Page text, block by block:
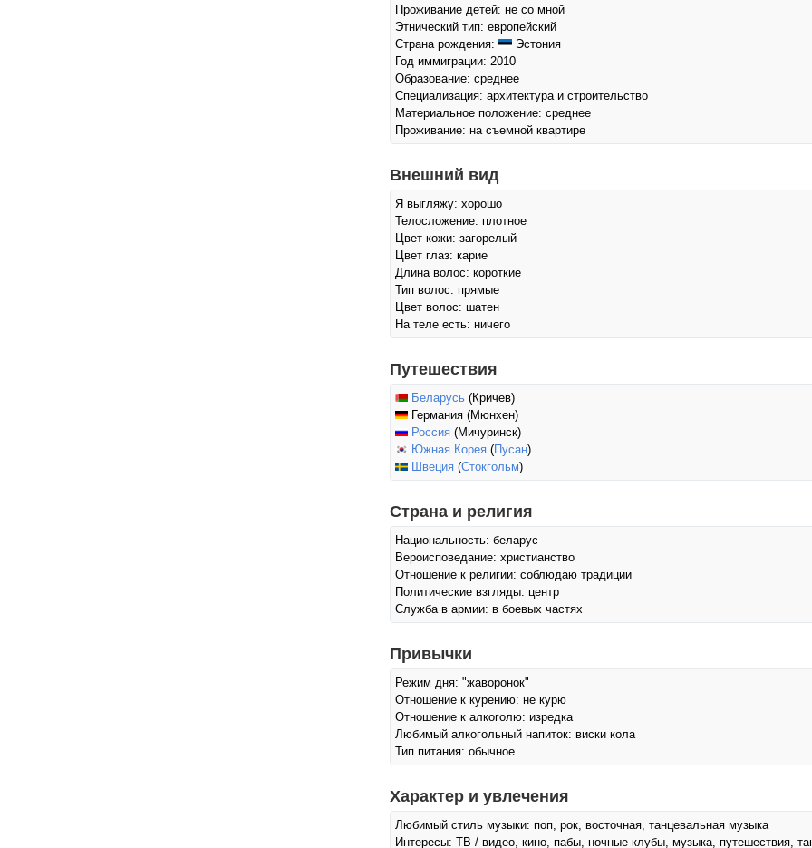
Проживание детей: не со мной
Этнический тип: европейский
Страна рождения:
Эстония
Год иммиграции: 2010
Образование: среднее
Специализация: архитектура и строительство
Материальное положение: среднее
Проживание: на съемной квартире
Внешний вид
Я выгляжу: хорошо
Телосложение: плотное
Цвет кожи: загорелый
Цвет глаз: карие
Длина волос: короткие
Тип волос: прямые
Цвет волос: шатен
На теле есть: ничего
Путешествия
Беларусь (Кричев)
Германия (Мюнхен)
Россия (Мичуринск)
Южная Корея (Пусан)
Швеция (Стокгольм)
Страна и религия
Национальность: беларус
Вероисповедание: христианство
Отношение к религии: соблюдаю традиции
Политические взгляды: центр
Служба в армии: в боевых частях
Привычки
Режим дня: "жаворонок"
Отношение к курению: не курю
Отношение к алкоголю: изредка
Любимый алкогольный напиток: виски кола
Тип питания: обычное
Характер и увлечения
Любимый стиль музыки: поп, рок, восточная, танцевальная музыка
Интересы: ТВ / видео, кино, пабы, ночные клубы, музыка, путешествия,